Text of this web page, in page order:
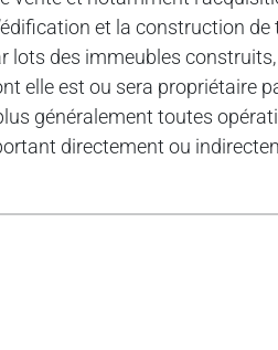
et la construction
des immeubles
elle est ou sera propriétaire
généralement toutes
directement ou